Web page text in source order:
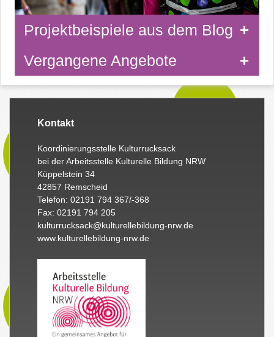
Projektbeispiele aus dem Blog
Vergangene Angebote
Kontakt
Koordinierungsstelle Kulturrucksack
bei der Arbeitsstelle Kulturelle Bildung NRW
Küppelstein 34
42857 Remscheid
Telefon: 02191 794 367/-368
Fax: 02191 794 205
kulturrucksack@kulturellebildung-nrw.de
www.kulturellebildung-nrw.de